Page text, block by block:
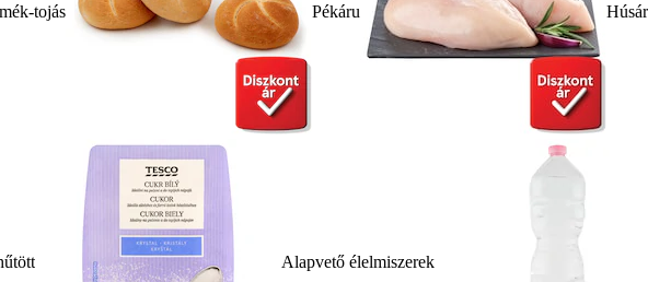
tojás Pékáru
Alapvető élelmiszerek